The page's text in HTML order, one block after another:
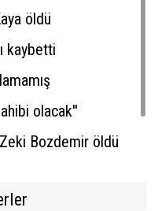
öldü
kaybetti
olacak''
Bozdemir öldü